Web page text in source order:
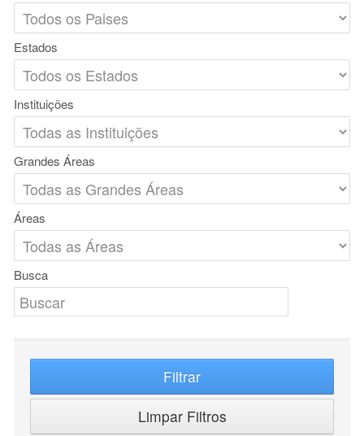
Estados
Instituições
Grandes Áreas
Áreas
Busca
Filtrar
Limpar Filtros